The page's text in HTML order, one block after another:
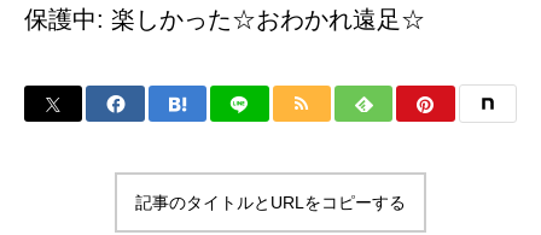
保護中: 楽しかった☆おわかれ遠足☆
記事のタイトルとURLをコピーする